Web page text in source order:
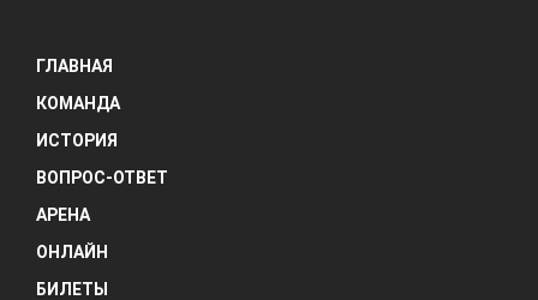
ГЛАВНАЯ
КОМАНДА
ИСТОРИЯ
ВОПРОС-ОТВЕТ
АРЕНА
ОНЛАЙН
БИЛЕТЫ